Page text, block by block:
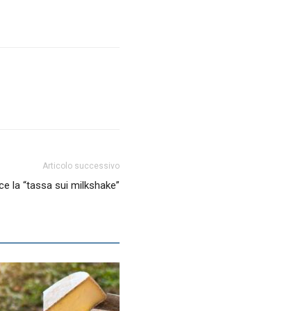
Articolo successivo
la “tassa sui milkshake”